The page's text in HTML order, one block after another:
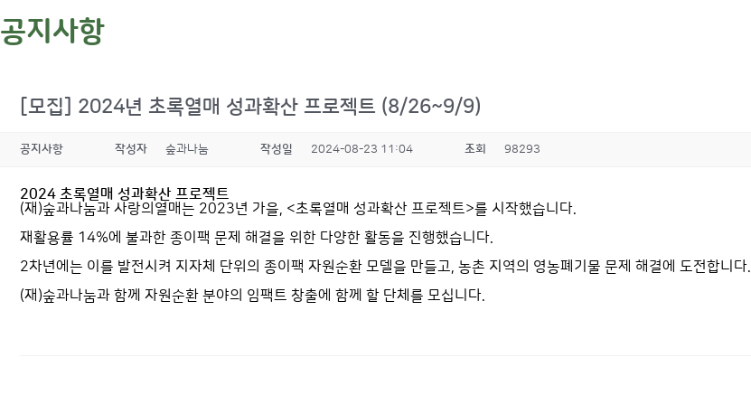
공지사항
[모집] 2024년 초록열매 성과확산 프로젝트 (8/26~9/9)
공지사항 작성자 숲과나눔 작성일 2024-08-23 11:04 조회 98293
2024 초록열매 성과확산 프로젝트
(재)숲과나눔과 사랑의열매는 2023년 가을, <초록열매 성과확산 프로젝트>를 시작했습니다.
재활용률 14%에 불과한 종이팩 문제 해결을 위한 다양한 활동을 진행했습니다.
2차년에는 이를 발전시켜 지자체 단위의 종이팩 자원순환 모델을 만들고, 농촌 지역의 영농폐기물 문제 해결에 도전합니다.
(재)숲과나눔과 함께 자원순환 분야의 임팩트 창출에 함께 할 단체를 모십니다.